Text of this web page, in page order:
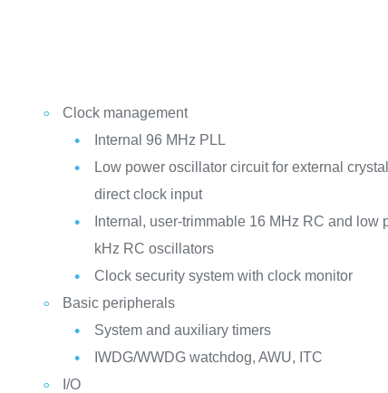
Clock management
Internal 96 MHz PLL
Low power oscillator circuit for external
direct clock input
Internal, user-trimmable 16 MHz RC and low
kHz RC oscillators
Clock security system with clock monitor
Basic peripherals
System and auxiliary timers
IWDG/WWDG watchdog, AWU, ITC
I/O